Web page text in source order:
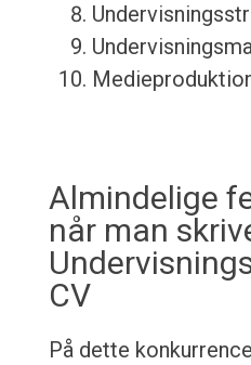
Almindelige
når man
CV
På dette